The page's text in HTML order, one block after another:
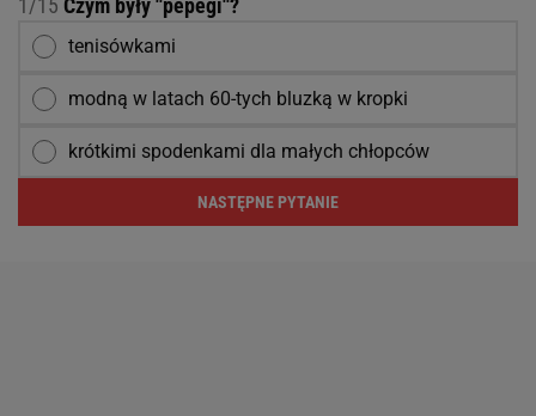
1/15 Czym były ''pepegi''?
tenisówkami
modną w latach 60-tych bluzką w kropki
krótkimi spodenkami dla małych chłopców
NASTĘPNE PYTANIE